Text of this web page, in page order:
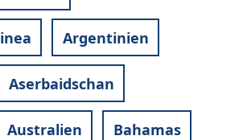
Argentinien
Aserbaidschan
Australien Bahamas